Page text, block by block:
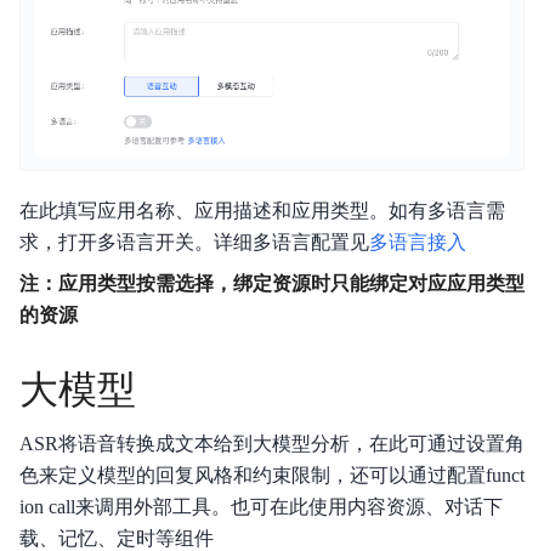
在此填写应用名称、应用描述和应用类型。如有多语言需
求，打开多语言开关。详细多语言配置见多语言接入
注：应用类型按需选择，绑定资源时只能绑定对应应用类型
的资源
大模型
ASR将语音转换成文本给到大模型分析，在此可通过设置角
色来定义模型的回复风格和约束限制，还可以通过配置funct
ion call来调用外部工具。也可在此使用内容资源、对话下
载、记忆、定时等组件